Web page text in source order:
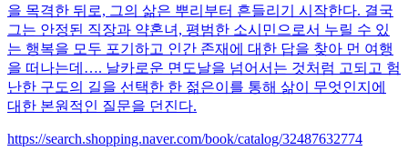
을 목격한 뒤로, 그의 삶은 뿌리부터 흔들리기 시작한다. 결국
그는 안정된 직장과 약혼녀, 평범한 소시민으로서 누릴 수 있
는 행복을 모두 포기하고 인간 존재에 대한 답을 찾아 먼 여행
을 떠나는데…. 날카로운 면도날을 넘어서는 것처럼 고되고 험
난한 구도의 길을 선택한 한 젊은이를 통해 삶이 무엇인지에
대한 본원적인 질문을 던진다.
https://search.shopping.naver.com/book/catalog/32487632774